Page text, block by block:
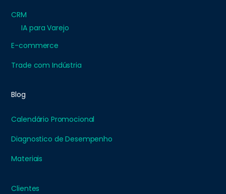
CRM
IA para Varejo
E-commerce
Trade com Indústria
Blog
Calendário Promocional
Diagnostico de Desempenho
Materiais
Clientes